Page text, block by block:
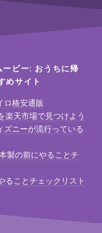
ビー: おうちに帰
めサイト
ロ格安通販
楽天市場で見つけよう
ズニーが流行っている
製の前にやることチ
ることチェックリスト